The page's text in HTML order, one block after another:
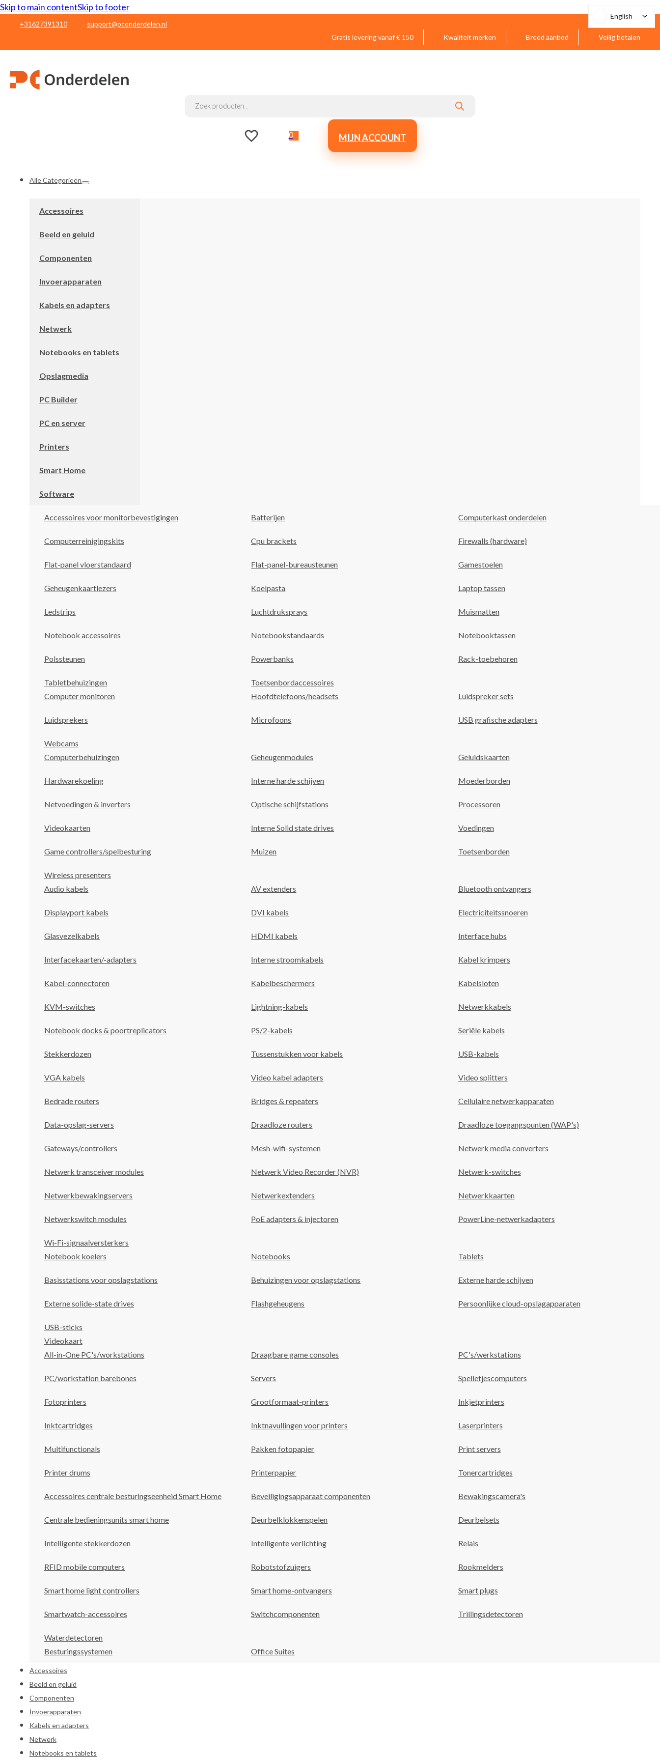
Skip to main contentSkip to footer
+31627391310
support@pconderdelen.nl
Gratis levering vanaf € 150
Kwaliteit merken Breed aanbod Veilig betalen
search
0 MIJN ACCOUNT
Alle Categorieën
Accessoires
Beeld en geluid
Componenten
Invoerapparaten
Kabels en adapters
Netwerk
Notebooks en tablets
Opslagmedia
PC Builder
PC en server
Printers
Smart Home
Software
Accessoires voor monitorbevestigingen Batterijen Computerkast onderdelen
Computerreinigingskits Cpu brackets Firewalls (hardware)
Flat-panel vloerstandaard Flat-panel-bureausteunen Gamestoelen
Geheugenkaartlezers Koelpasta Laptop tassen
Ledstrips Luchtdruksprays Muismatten
Notebook accessoires Notebookstandaards Notebooktassen
Polssteunen Powerbanks Rack-toebehoren
Tabletbehuizingen
Toetsenbordaccessoires
Computer monitoren
Hoofdtelefoons/headsets Luidspreker sets
Luidsprekers Microfoons USB grafische adapters
Webcams
Computerbehuizingen
Geheugenmodules Geluidskaarten
Hardwarekoeling Interne harde schijven Moederborden
Netvoedingen & inverters Optische schijfstations Processoren
Videokaarten Interne Solid state drives Voedingen
Game controllers/spelbesturing Muizen Toetsenborden
Wireless presenters
Audio kabels
AV extenders Bluetooth ontvangers
Displayport kabels DVI kabels Electriciteitssnoeren
Glasvezelkabels HDMI kabels Interface hubs
Interfacekaarten/-adapters Interne stroomkabels Kabel krimpers
Kabel-connectoren Kabelbeschermers Kabelsloten
KVM-switches Lightning-kabels Netwerkkabels
Notebook docks & poortreplicators PS/2-kabels Seriële kabels
Stekkerdozen Tussenstukken voor kabels USB-kabels
VGA kabels Video kabel adapters Video splitters
Bedrade routers Bridges & repeaters Cellulaire netwerkapparaten
Data-opslag-servers Draadloze routers Draadloze toegangspunten (WAP's)
Gateways/controllers Mesh-wifi-systemen Netwerk media converters
Netwerk transceiver modules Netwerk Video Recorder (NVR) Netwerk-switches
Netwerkbewakingservers Netwerkextenders Netwerkkaarten
Netwerkswitch modules PoE adapters & injectoren PowerLine-netwerkadapters
Wi-Fi-signaalversterkers
Notebook koelers
Notebooks Tablets
Basisstations voor opslagstations Behuizingen voor opslagstations Externe harde schijven
Externe solide-state drives Flashgeheugens Persoonlijke cloud-opslagapparaten
USB-sticks
Videokaart
All-in-One PC's/workstations
Draagbare game consoles PC's/werkstations
PC/workstation barebones Servers Spelletjescomputers
Fotoprinters Grootformaat-printers Inkjetprinters
Inktcartridges Inktnavullingen voor printers Laserprinters
Multifunctionals Pakken fotopapier Print servers
Printer drums Printerpapier Tonercartridges
Accessoires centrale besturingseenheid Smart Home Beveiligingsapparaat componenten Bewakingscamera's
Centrale bedieningsunits smart home Deurbelklokkenspelen Deurbelsets
Intelligente stekkerdozen Intelligente verlichting Relais
RFID mobile computers Robotstofzuigers Rookmelders
Smart home light controllers Smart home-ontvangers Smart plugs
Smartwatch-accessoires Switchcomponenten Trillingsdetectoren
Waterdetectoren
Besturingssystemen
Office Suites
Accessoires
Beeld en geluid
Componenten
Invoerapparaten
Kabels en adapters
Netwerk
Notebooks en tablets
English
English